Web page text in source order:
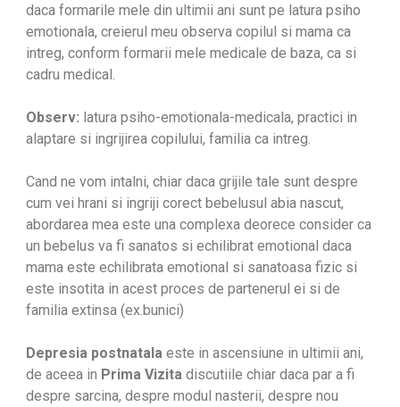
daca formarile mele din ultimii ani sunt pe latura psiho
emotionala, creierul meu observa copilul si mama ca
intreg, conform formarii mele medicale de baza, ca si
cadru medical.
Observ: latura psiho-emotionala-medicala, practici in
alaptare si ingrijirea copilului, familia ca intreg.
Cand ne vom intalni, chiar daca grijile tale sunt despre
cum vei hrani si ingriji corect bebelusul abia nascut,
abordarea mea este una complexa deorece consider ca
un bebelus va fi sanatos si echilibrat emotional daca
mama este echilibrata emotional si sanatoasa fizic si
este insotita in acest proces de partenerul ei si de
familia extinsa (ex.bunici)
Depresia postnatala este in ascensiune in ultimii ani,
de aceea in Prima Vizita discutiile chiar daca par a fi
despre sarcina, despre modul nasterii, despre nou